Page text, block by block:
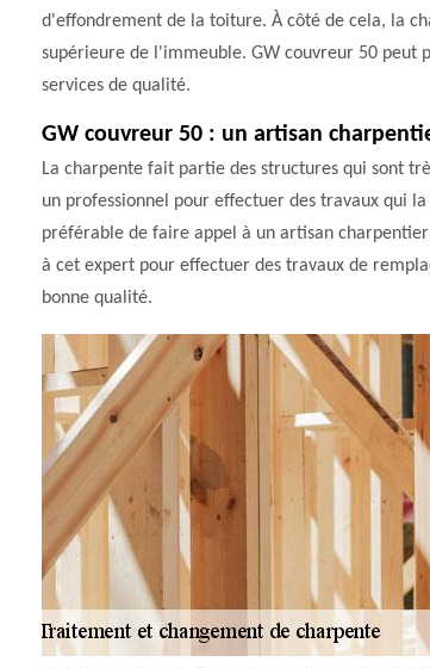
d'effondrement de la toiture. À côté de cela, la
supérieure de l'immeuble. GW couvreur 50 peut
services de qualité.
GW couvreur 50 : un artisan
La charpente fait partie des structures qui sont
un professionnel pour effectuer des travaux qui
préférable de faire appel à un artisan
à cet expert pour effectuer des travaux de
bonne qualité.